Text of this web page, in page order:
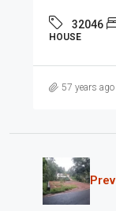
32046
HOUSE
57 years ago
Prev